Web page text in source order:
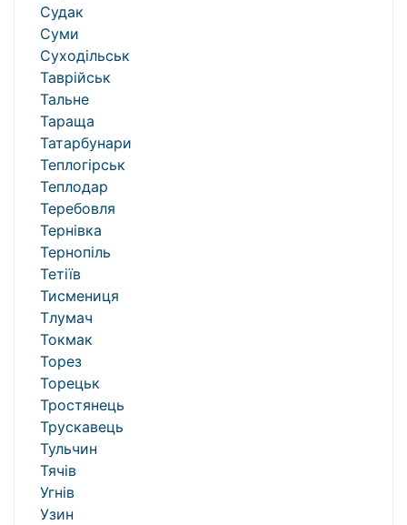
Судак
Суми
Суходільськ
Таврійськ
Тальне
Тараща
Татарбунари
Теплогірськ
Теплодар
Теребовля
Тернівка
Тернопіль
Тетіїв
Тисмениця
Тлумач
Токмак
Торез
Торецьк
Тростянець
Трускавець
Тульчин
Тячів
Угнів
Узин